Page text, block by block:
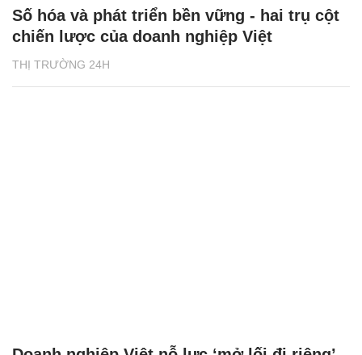
THỊ TRƯỜNG 24H
Số hóa và phát triển bền vững - hai trụ cột
chiến lược của doanh nghiệp Việt